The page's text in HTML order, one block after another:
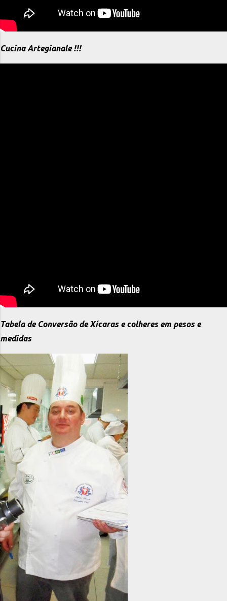
Cucina Artegianale !!!
Tabela de Conversão de Xícaras e colheres em pesos e
medidas